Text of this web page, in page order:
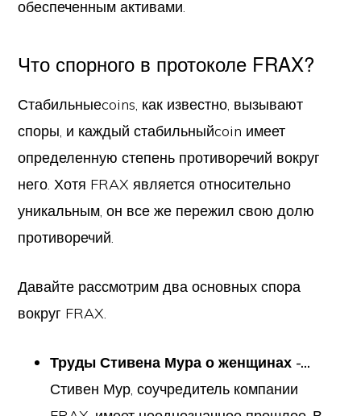
обеспеченным активами.
Что спорного в протоколе FRAX?
Стабильныеcoins, как известно, вызывают
споры, и каждый стабильныйcoin имеет
определенную степень противоречий вокруг
него. Хотя FRAX является относительно
уникальным, он все же пережил свою долю
противоречий.
Давайте рассмотрим два основных спора
вокруг FRAX.
Труды Стивена Мура о женщинах -...
Стивен Мур, соучредитель компании